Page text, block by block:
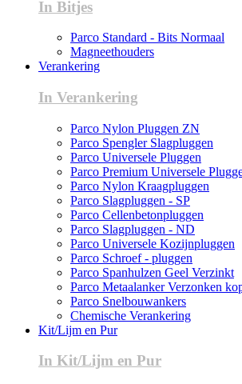
In Bitjes
Parco Standard - Bits Normaal
Magneethouders
Verankering
In Verankering
Parco Nylon Pluggen ZN
Parco Spengler Slagpluggen
Parco Universele Pluggen
Parco Premium Universele
Parco Nylon Kraagpluggen
Parco Slagpluggen - SP
Parco Cellenbetonpluggen
Parco Slagpluggen - ND
Parco Universele Kozijnpluggen
Parco Schroef - pluggen
Parco Spanhulzen Geel Verzinkt
Parco Metaalanker Verzonken
Parco Snelbouwankers
Chemische Verankering
Kit/Lijm en Pur
In Kit/Lijm en Pur